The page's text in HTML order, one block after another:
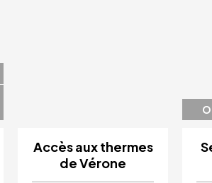
Accès aux thermes
de Vérone